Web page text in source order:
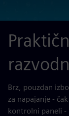
Brz, pouzdan
za napajanje -
kontrolni paneli -